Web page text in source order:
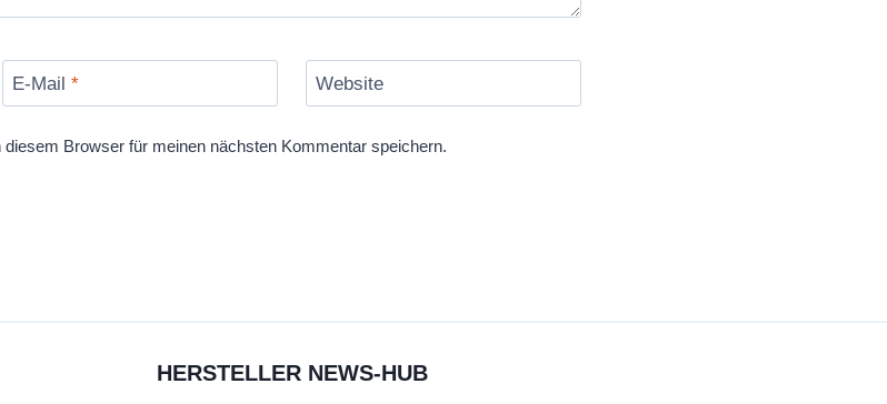
E-Mail * Website
Browser für meinen nächsten Kommentar speichern.
HERSTELLER NEWS-HUB